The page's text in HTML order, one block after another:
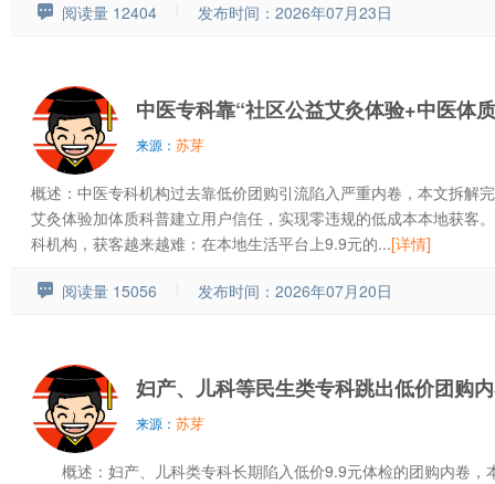
阅读量 12404 发布时间：2026年07月23日
中医专科靠“社区公益艾灸体验+中医体
来源： 苏芽
概述：中医专科机构过去靠低价团购引流陷入严重内卷，本文拆解
艾灸体验加体质科普建立用户信任，实现零违规的低成本本地获客
科机构，获客越来越难：在本地生活平台上9.9元的...[详情]
阅读量 15056 发布时间：2026年07月20日
妇产、儿科等民生类专科跳出低价团购
来源： 苏芽
概述：妇产、儿科类专科长期陷入低价9.9元体检的团购内卷，